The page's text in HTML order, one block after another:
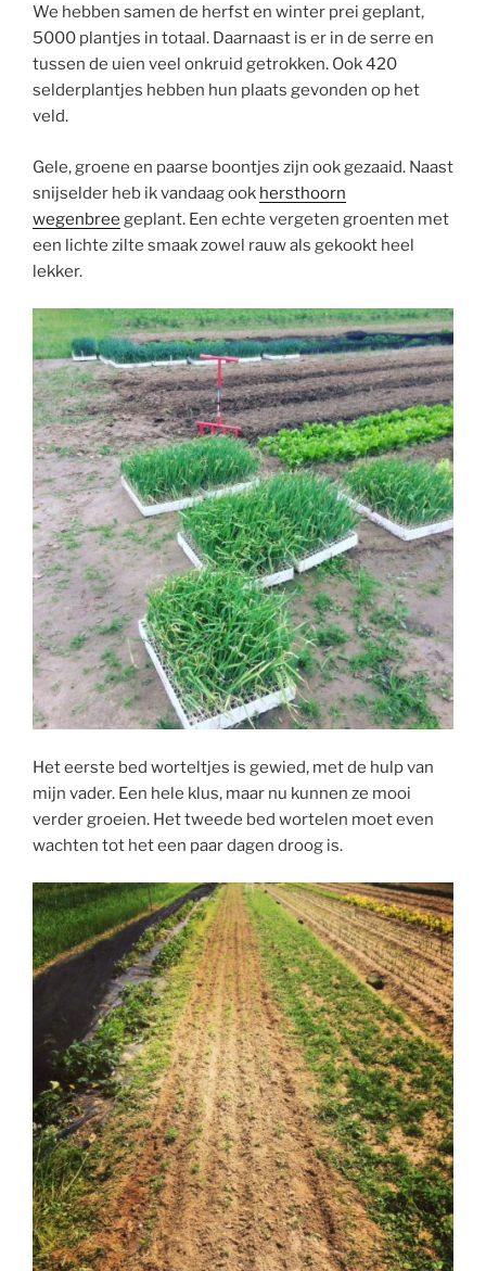
We hebben samen de herfst en winter prei geplant,
5000 plantjes in totaal. Daarnaast is er in de serre en
tussen de uien veel onkruid getrokken. Ook 420
selderplantjes hebben hun plaats gevonden op het
veld.
Gele, groene en paarse boontjes zijn ook gezaaid. Naast
snijselder heb ik vandaag ook hersthoorn
wegenbree geplant. Een echte vergeten groenten met
een lichte zilte smaak zowel rauw als gekookt heel
lekker.
Het eerste bed worteltjes is gewied, met de hulp van
mijn vader. Een hele klus, maar nu kunnen ze mooi
verder groeien. Het tweede bed wortelen moet even
wachten tot het een paar dagen droog is.